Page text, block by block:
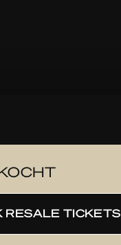
RESALE TICKETS